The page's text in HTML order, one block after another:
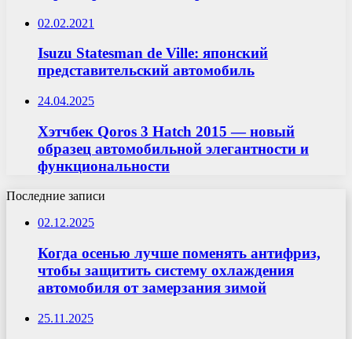
02.02.2021
Isuzu Statesman de Ville: японский
представительский автомобиль
24.04.2025
Хэтчбек Qoros 3 Hatch 2015 — новый
образец автомобильной элегантности и
функциональности
Последние записи
02.12.2025
Когда осенью лучше поменять антифриз,
чтобы защитить систему охлаждения
автомобиля от замерзания зимой
25.11.2025